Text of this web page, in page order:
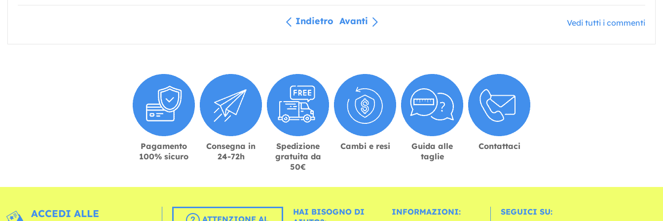
Indietro Avanti Vedi tutti i commenti
Pagamento
100% sicuro
Consegna in
24-72h
Spedizione
gratuita da
50€
Cambi e resi
Guida alle
taglie
Contattaci
ACCEDI ALLE
ATTENZIONE AL
HAI BISOGNO DI
INFORMAZIONI: SEGUICI SU: